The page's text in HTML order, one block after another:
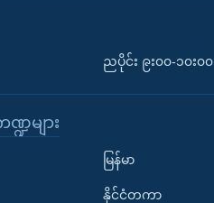
ညပိုင်း ၉း၀၀-၁၀း၀၀
များ
မြန်မာ
နိုင်ငံတကာ